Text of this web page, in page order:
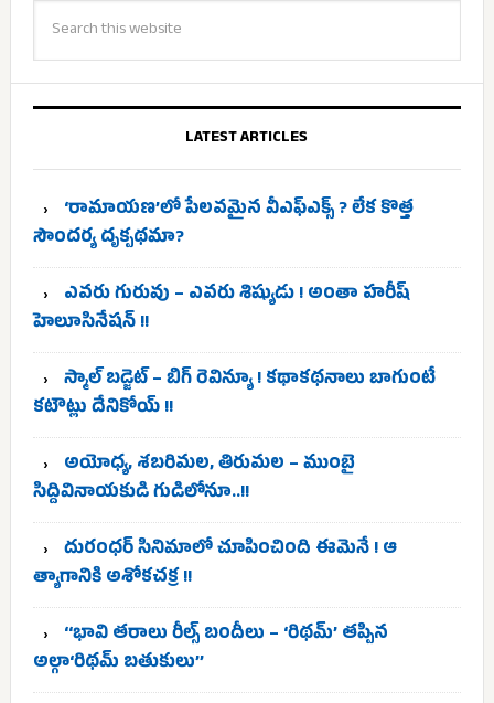
LATEST ARTICLES
‘రామాయణ’లో పేలవమైన వీఎఫ్‌ఎక్స్ ? లేక కొత్త
సౌందర్య దృక్పథమా?
ఎవరు గురువు – ఎవరు శిష్యుడు ! అంతా హరీష్
హెలూసినేషన్ !!
స్మాల్ బడ్జెట్ – బిగ్ రెవిన్యూ ! కథాకథనాలు బాగుంటే
కటౌట్లు దేనికోయ్ !!
అయోధ్య, శబరిమల, తిరుమల – ముంబై
సిద్దివినాయకుడి గుడిలోనూ..!!
దురంధర్ సినిమాలో చూపించింది ఈమెనే ! ఆ
త్యాగానికి అశోకచక్ర !!
‘‘భావి తరాలు రీల్స్‌ బందీలు – ‘రిథమ్’ తప్పిన
అల్గా‘రిథమ్ బతుకులు’’